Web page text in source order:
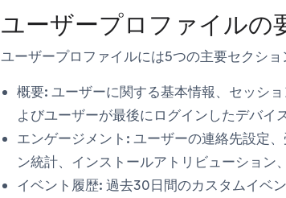
ユーザープロファイルの
ユーザープロファイルには5つの主要セクショ
概要: ユーザーに関する基本情報、セッシ
よびユーザーが最後にログインしたデバイス
エンゲージメント: ユーザーの連絡先設定
ン統計、インストールアトリビューション
イベント履歴: 過去30日間のカスタムイベ